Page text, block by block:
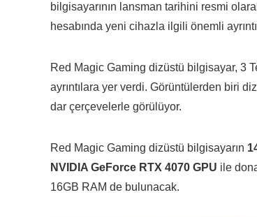
bilgisayarının lansman tarihini resmi
hesabında yeni cihazla ilgili önemli
Red Magic Gaming dizüstü bilgisayar, 3
ayrıntılara yer verdi. Görüntülerden biri
dar çerçevelerle görülüyor.
Red Magic Gaming dizüstü bilgisayarın
NVIDIA GeForce RTX 4070 GPU ile
16GB RAM de bulunacak.